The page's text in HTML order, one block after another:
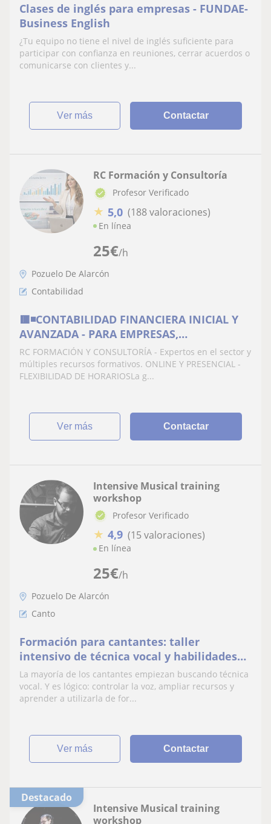
Clases de inglés para empresas - FUNDAE-
Business English
¿Tu equipo no tiene el nivel de inglés suficiente para
participar con confianza en reuniones, cerrar acuerdos o
comunicarse con clientes y...
ver más Contactar
25€/h
RC Formación y Consultoría
Profesor Verificado
★ 5,0 (188 valoraciones)
En línea
Pozuelo De Alarcón
Contabilidad
🟥◾️CONTABILIDAD FINANCIERA INICIAL Y
AVANZADA - PARA EMPRESAS,
AUTÓNOMOS, Y GRUPOS REDUCIDOS
RC FORMACIÓN Y CONSULTORÍA - Expertos en el sector y
múltiples recursos formativos. ONLINE Y PRESENCIAL -
FLEXIBILIDAD DE HORARIOSLa g...
ver más Contactar
25€/h
Intensive Musical training
workshop
Profesor Verificado
★ 4,9 (15 valoraciones)
En línea
Pozuelo De Alarcón
Canto
Formación para cantantes: taller
intensivo de técnica vocal y habilidades
musicales
La mayoría de los cantantes empiezan buscando técnica
vocal. Y es lógico: controlar la voz, ampliar recursos y
aprender a utilizarla de for...
ver más Contactar
Destacado
Intensive Musical training
workshop